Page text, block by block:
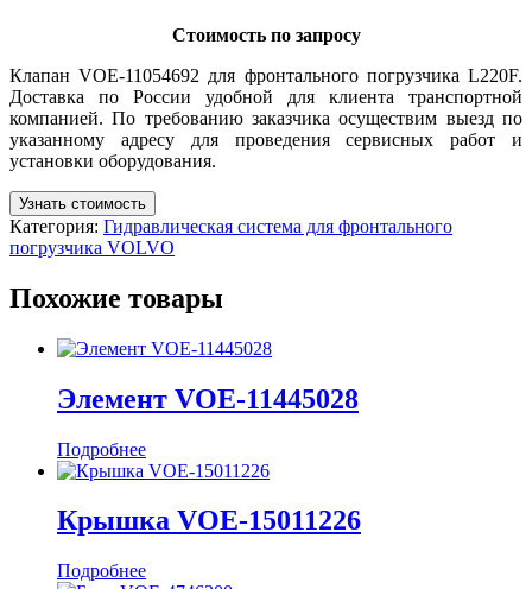
Стоимость по запросу
Клапан VOE-11054692 для фронтального погрузчика L220F.
Доставка по России удобной для клиента транспортной
компанией. По требованию заказчика осуществим выезд по
указанному адресу для проведения сервисных работ и
установки оборудования.
Узнать стоимость
Категория: Гидравлическая система для фронтального
погрузчика VOLVO
Похожие товары
Элемент VOE-11445028
Подробнее
Крышка VOE-15011226
Подробнее